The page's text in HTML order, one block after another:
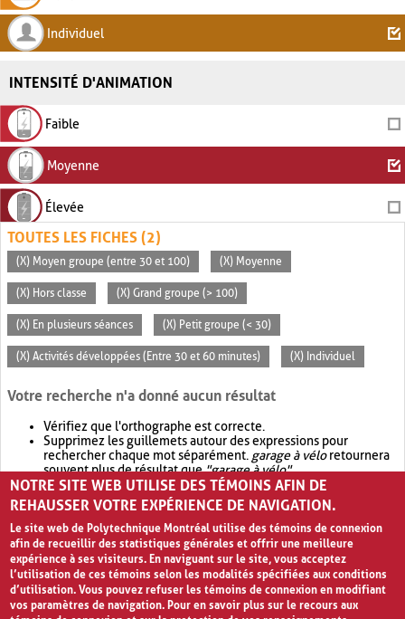
Individuel
INTENSITÉ D'ANIMATION
Faible
Moyenne
Élevée
TOUTES LES FICHES (2)
(X) Moyen groupe (entre 30 et 100) (X) Moyenne
(X) Hors classe (X) Grand groupe (> 100)
(X) En plusieurs séances (X) Petit groupe (< 30)
(X) Activités développées (Entre 30 et 60 minutes) (X) Individuel
Votre recherche n'a donné aucun résultat
Vérifiez que l'orthographe est correcte.
Supprimez les guillemets autour des expressions pour
rechercher chaque mot séparément. garage à véloretournera
souvent plus de résultat que"garage à vélo".
Envisagez d'élargir votre recherche avec OR.garage OR vélo
retournera souvent plus de résultat quegarage à vélo
NOTRE SITE WEB UTILISE DES TÉMOINS AFIN DE
REHAUSSER VOTRE EXPÉRIENCE DE NAVIGATION.
Le site web de Polytechnique Montréal utilise des témoins de connexion
afin de recueillir des statistiques générales et offrir une meilleure
expérience à ses visiteurs. En naviguant sur le site, vous acceptez
l’utilisation de ces témoins selon les modalités spécifiées aux conditions
d’utilisation. Vous pouvez refuser les témoins de connexion en modifiant
vos paramètres de navigation. Pour en savoir plus sur le recours aux